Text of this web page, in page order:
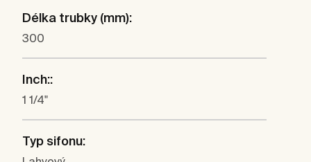
Délka trubky (mm):
300
Inch::
1 1/4"
Typ sifonu: